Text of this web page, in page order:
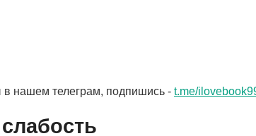
в нашем телеграм, подпишись - t.me/